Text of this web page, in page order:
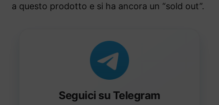
a questo prodotto e si ha ancora un “sold out”.
Seguici su Telegram